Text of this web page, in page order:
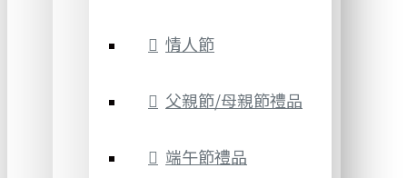
情人節
父親節/母親節禮品
端午節禮品